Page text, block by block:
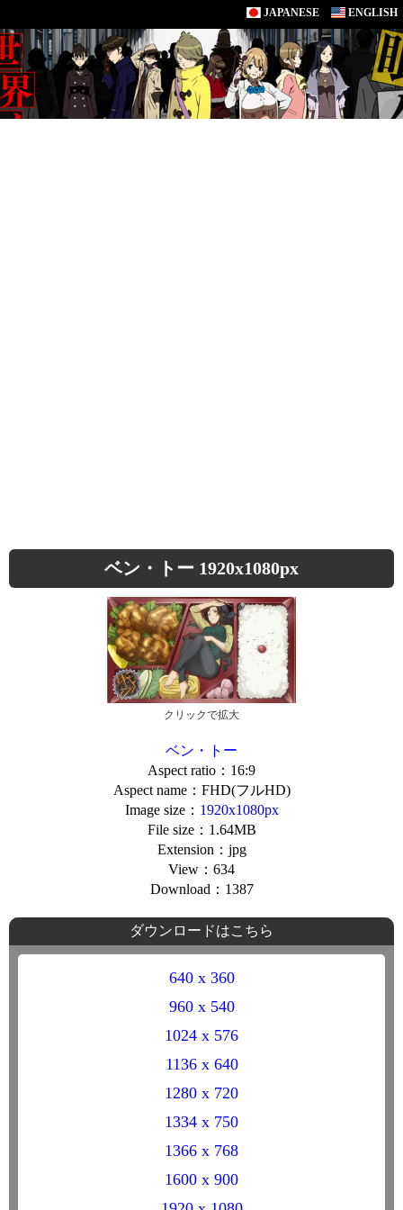
JAPANESE ENGLISH
ベン・トー 1920x1080px
クリックで拡大
ベン・トー
Aspect ratio：16:9
Aspect name：FHD(フルHD)
Image size： 1920x1080px
File size：1.64MB
Extension：jpg
View：634
Download：1387
ダウンロードはこちら
640 x 360
960 x 540
1024 x 576
1136 x 640
1280 x 720
1334 x 750
1366 x 768
1600 x 900